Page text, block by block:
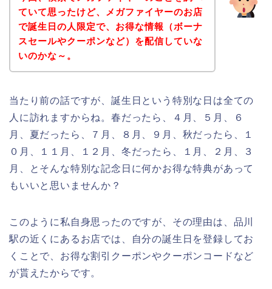
ていて思ったけど、メガファイヤーのお店
で誕生日の人限定で、お得な情報（ボーナ
スセールやクーポンなど）を配信していな
いのかな～。
当たり前の話ですが、誕生日という特別な日は全ての
人に訪れますからね。春だったら、４月、５月、６
月、夏だったら、７月、８月、９月、秋だったら、１
０月、１１月、１２月、冬だったら、１月、２月、３
月、とそんな特別な記念日に何かお得な特典があって
もいいと思いませんか？
このように私自身思ったのですが、その理由は、品川
駅の近くにあるお店では、自分の誕生日を登録してお
くことで、お得な割引クーポンやクーポンコードなど
が貰えたからです。